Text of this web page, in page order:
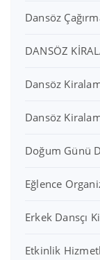
Dansöz
DANSÖZ
Dansöz
Dansöz
Doğum Günü
Eğlence
Erkek Dansçı
Etkinlik